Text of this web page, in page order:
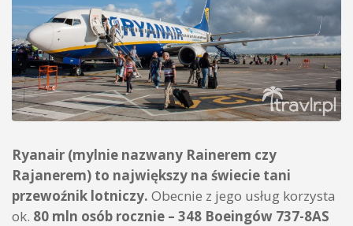
Ryanair (mylnie nazwany Rainerem czy
Rajanerem) to największy na świecie tani
przewoźnik lotniczy. Obecnie z jego usług korzysta
ok. 80 mln osób rocznie – 348 Boeingów 737-8AS